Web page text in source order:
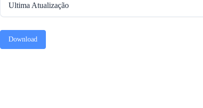
Ultima Atualização
Download